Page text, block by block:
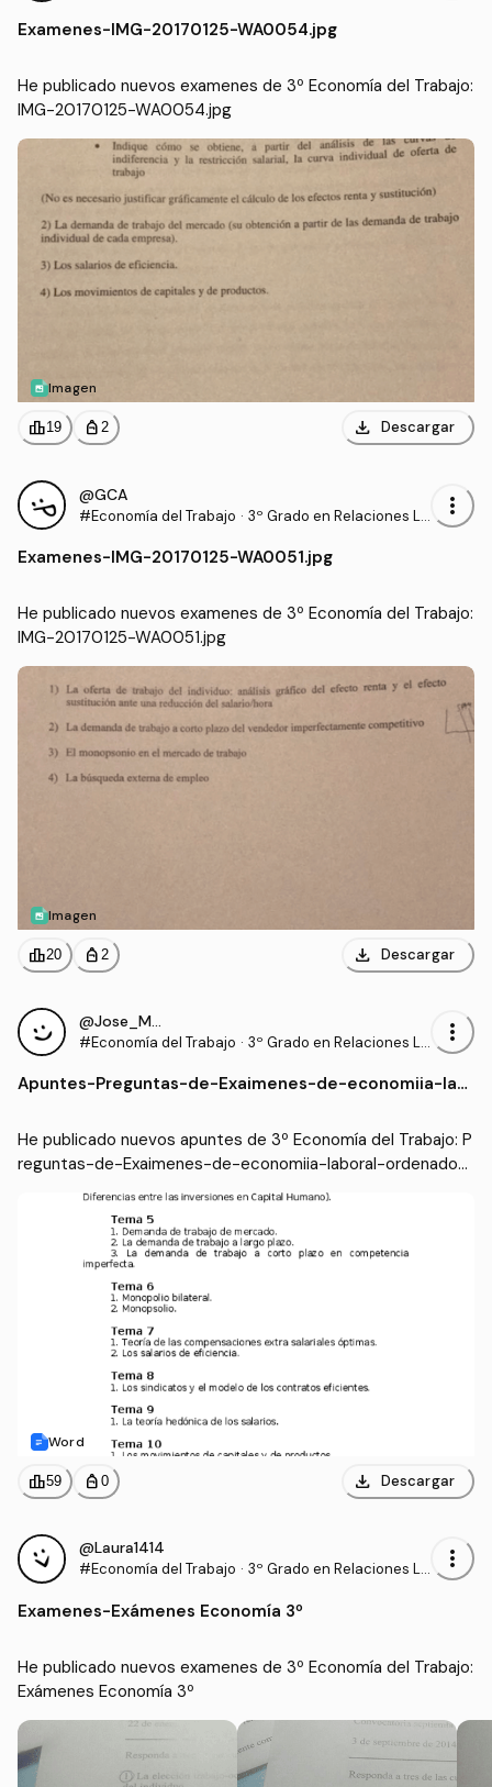
os (UCO)
Examenes-IMG-20170125-WA0054.jpg
He publicado nuevos examenes de 3º Economía del Trabajo:
IMG-20170125-WA0054.jpg
Imagen
leaderboard19 personal_bag 2 download Descargar
@GCA
#Economía del Trabajo · 3º Grado en Relaciones La
os (UCO)
more_vert
Examenes-IMG-20170125-WA0051.jpg
He publicado nuevos examenes de 3º Economía del Trabajo:
IMG-20170125-WA0051.jpg
Imagen
leaderboard20 personal_bag 2 download Descargar
@Jose_Maria_Marquez_Gabella
#Economía del Trabajo · 3º Grado en Relaciones La
os (UCO)
more_vert
Apuntes-Preguntas-de-Exaimenes-de-economiia-lab
He publicado nuevos apuntes de 3º Economía del Trabajo: P
reguntas-de-Exaimenes-de-economiia-laboral-ordenado-
por-temas-1.docx
Word
leaderboard59 personal_bag 0 download Descargar
@Laura1414
#Economía del Trabajo · 3º Grado en Relaciones La
os (UCO)
more_vert
Examenes-Exámenes Economía 3º
He publicado nuevos examenes de 3º Economía del Trabajo: